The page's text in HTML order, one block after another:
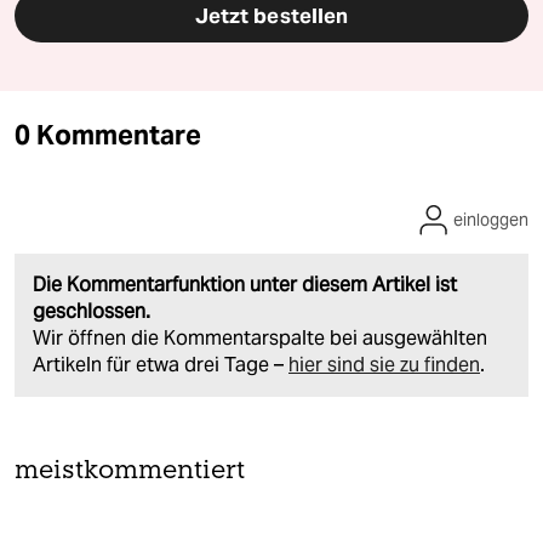
Jetzt bestellen
0 Kommentare
Die Kommentarfunktion unter diesem Artikel ist
geschlossen.
Wir öffnen die Kommentarspalte bei ausgewählten
Artikeln für etwa drei Tage – hier sind sie zu finden.
einloggen
meistkommentiert